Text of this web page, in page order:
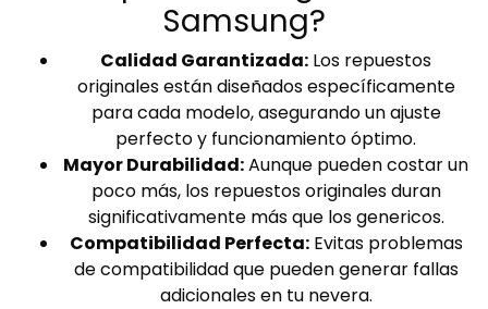
Samsung?
Calidad Garantizada: Los repuestos
originales están diseñados específicamente
para cada modelo, asegurando un ajuste
perfecto y funcionamiento óptimo.
Mayor Durabilidad:Aunque pueden costar un
poco más, los repuestos originales duran
significativamente más que los genericos.
Compatibilidad Perfecta:Evitas problemas
de compatibilidad que pueden generar fallas
adicionales en tu nevera.